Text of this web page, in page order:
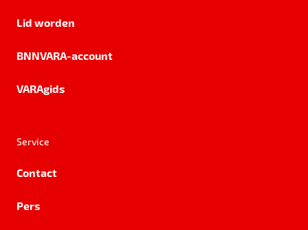
Lid worden
BNNVARA-account
VARAgids
Service
Contact
Pers